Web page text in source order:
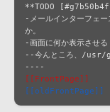
**TODO
-メールインターフェ
か。
-画面に何か表示させる
--今んところ、/usr/
[[FrontPage]]
[[oldFrontPage]]